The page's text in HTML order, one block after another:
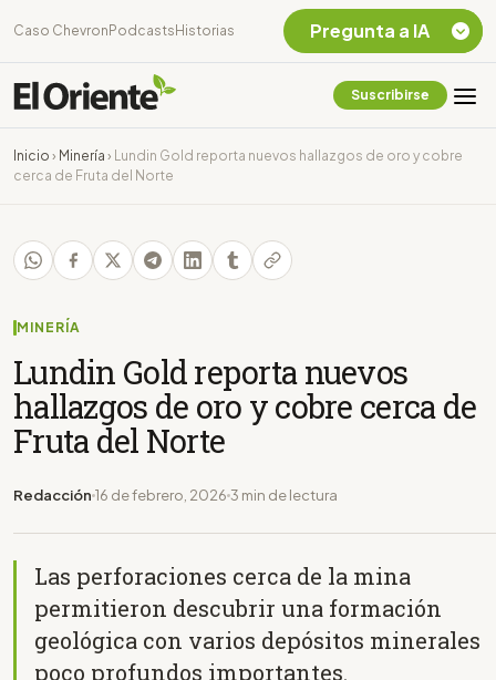
Caso Chevron Podcasts Historias
Suscribirse
Inicio › Minería ›
Lundin Gold reporta nuevos hallazgos de oro y cobre
cerca de Fruta del Norte
MINERÍA
Lundin Gold reporta nuevos
hallazgos de oro y cobre cerca de
Fruta del Norte
Redacción 16 de febrero, 2026 3 min de lectura
Las perforaciones cerca de la mina
permitieron descubrir una formación
geológica con varios depósitos minerales
poco profundos importantes.
Pregunta a IA
Chevron Ecuador